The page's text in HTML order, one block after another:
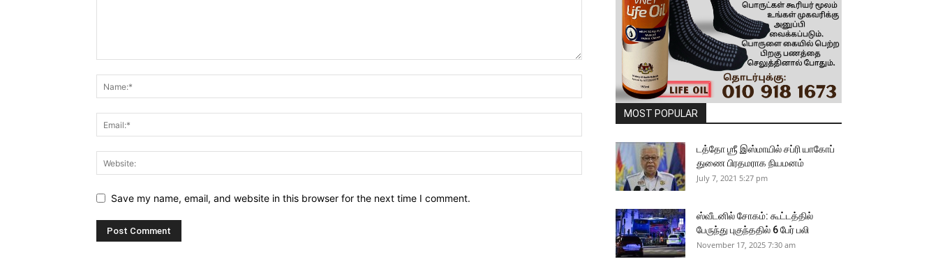
Save my name, email, and website in this browser for the next time I comment.
MOST POPULAR
டத்தோ ஶ்ரீ இஸ்மாயில் சப்ரி யாகோப்
துணை பிரதமராக நியமனம்
July 7, 2021 5:27 pm
ஸ்வீடனில் சோகம்: கூட்டத்தில்
பேருந்து புகுந்ததில் 6 பேர் பலி
November 17, 2025 7:30 am